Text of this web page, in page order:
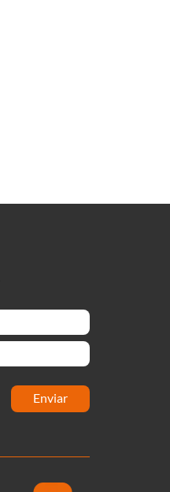
enviar